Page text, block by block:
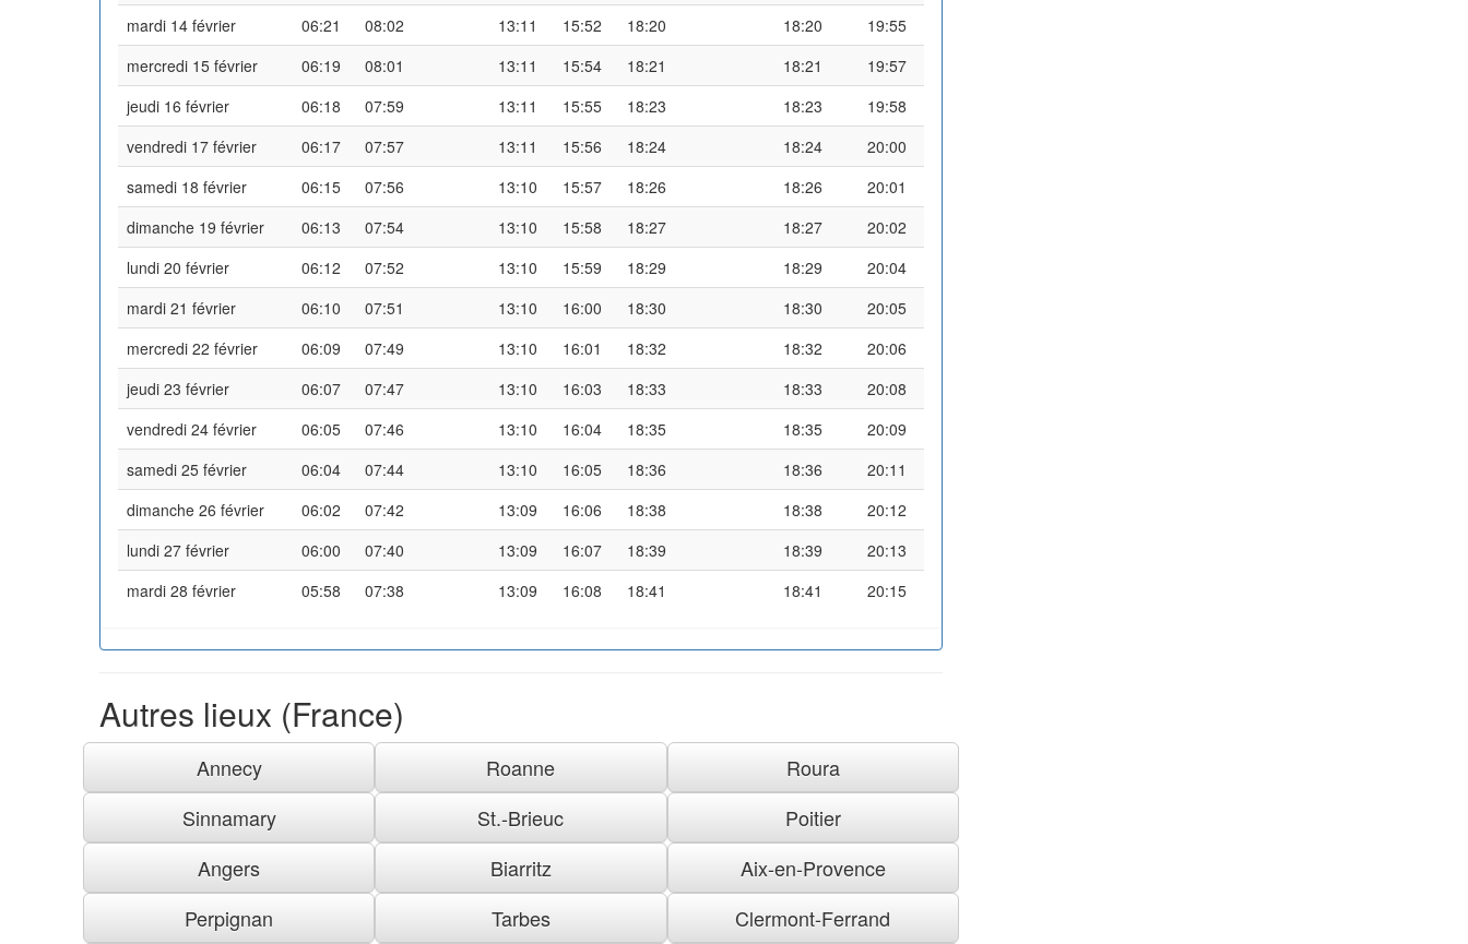
mardi 14 février
06:21 08:02 13:11 15:52 18:20 18:20
19:55
mercredi 15 février
06:19 08:01 13:11 15:54 18:21 18:21
19:57
jeudi 16 février
06:18 07:59 13:11 15:55 18:23 18:23
19:58
vendredi 17 février
06:17 07:57 13:11 15:56 18:24 18:24
20:00
samedi 18 février
06:15 07:56 13:10 15:57 18:26 18:26
20:01
dimanche 19 février
06:13 07:54 13:10 15:58 18:27 18:27
20:02
lundi 20 février
06:12 07:52 13:10 15:59 18:29 18:29
20:04
mardi 21 février
06:10 07:51 13:10 16:00 18:30 18:30
20:05
mercredi 22 février
06:09 07:49 13:10 16:01 18:32 18:32
20:06
jeudi 23 février
06:07 07:47 13:10 16:03 18:33 18:33
20:08
vendredi 24 février
06:05 07:46 13:10 16:04 18:35 18:35
20:09
samedi 25 février
06:04 07:44 13:10 16:05 18:36 18:36
20:11
dimanche 26 février
06:02 07:42 13:09 16:06 18:38 18:38
20:12
lundi 27 février
06:00 07:40 13:09 16:07 18:39 18:39
20:13
mardi 28 février
05:58 07:38 13:09 16:08 18:41 18:41 20:15
Autres lieux (France)
Annecy Roanne
Roura
Sinnamary
St.-Brieuc
Poitier
Angers
Biarritz
Aix-en-Provence
Perpignan
Tarbes
Clermont-Ferrand